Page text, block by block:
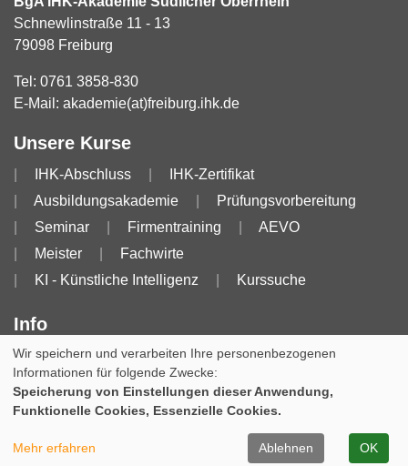
Schnewlinstraße 11 - 13
79098 Freiburg
Tel: 0761 3858-830
E-Mail: akademie(at)freiburg.ihk.de
Unsere Kurse
IHK-Abschluss
IHK-Zertifikat
Ausbildungsakademie
Prüfungsvorbereitung
Seminar
Firmentraining
AEVO
Meister
Fachwirte
KI - Künstliche Intelligenz
Kurssuche
Info
Impressum AGB
AGB für Dozierende
Datenschutzerklärung
Widerruf
Wir speichern und verarbeiten Ihre personenbezogenen
Informationen für folgende Zwecke:
Speicherung von Einstellungen dieser Anwendung,
Funktionelle Cookies, Essenzielle Cookies.
Mehr erfahren Ablehnen OK